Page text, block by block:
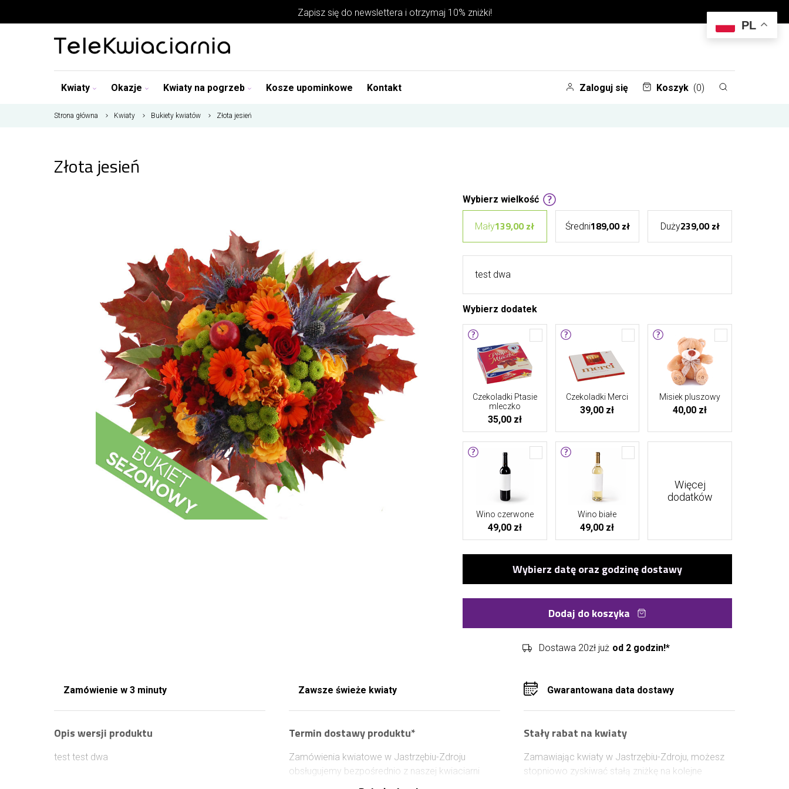
Zapisz się do newslettera i otrzymaj 10% zniżki!
Kwiaty Okazje Kwiaty na pogrzeb Kosze upominkowe Kontakt Zaloguj się Koszyk (0)
Strona główna Kwiaty Bukiety kwiatów Złota jesień
Złota jesień
Wybierz wielkość
Mały139,00 zł Średni189,00 zł Duży239,00 zł
test dwa
Wybierz dodatek
Czekoladki Ptasie
mleczko
35,00 zł
Czekoladki Merci
39,00 zł
Misiek pluszowy
40,00 zł
Wino czerwone
49,00 zł
Wino białe
49,00 zł
Więcej
dodatków
Dodaj do koszyka
Dostawa 20zł już od 2 godzin!*
Zamówienie w 3 minuty Zawsze świeże kwiaty Gwarantowana data dostawy
Opis wersji produktu
test test dwa
Termin dostawy produktu*
Zamówienia kwiatowe w Jastrzębiu-Zdroju
obsługujemy bezpośrednio z naszej kwiaciarni
działającej na terenie miasta. Dzięki temu
Stały rabat na kwiaty
Zamawiając kwiaty w Jastrzębiu-Zdroju, możesz
stopniowo zyskiwać stałą zniżkę na kolejne
PL